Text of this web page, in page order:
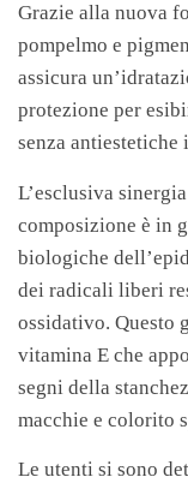
Grazie alla nuova
pompelmo e
assicura
protezione per
senza
L’esclusiva
composizione è in
biologiche
dei radicali liberi
ossidativo. Questo
vitamina E che
segni della
macchie e colorito
Le utenti si sono